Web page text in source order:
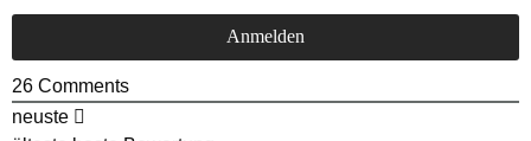
26 Comments
neuste